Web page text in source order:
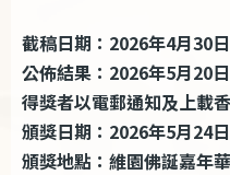
截稿日期：2026年4月30
公佈結果：2026年5月20
得獎者以電郵通知及上載
頒獎日期：2026年5月24
頒獎地點：維園佛誕嘉年華